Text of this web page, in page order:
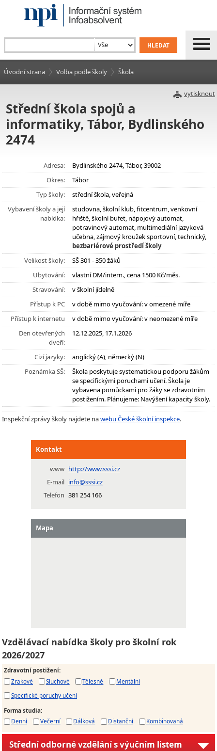
Úvodní strana Volba podle školy Škola
vytisknout
Střední škola spojů a
informatiky, Tábor, Bydlinského
2474
Adresa:
Bydlinského 2474, Tábor, 39002
Okres:
Tábor
Typ školy:
střední škola, veřejná
Vybavení školy a její
nabídka:
studovna, školní klub, fitcentrum, venkovní
hřiště, školní bufet, nápojový automat,
potravinový automat, multimediální jazyková
učebna, zájmový kroužek sportovní, technický,
bezbariérové prostředí školy
Velikost školy:
SŠ 301 - 350 žáků
Ubytování:
vlastní DM/intern., cena 1500 Kč/měs.
Stravování:
v školní jídelně
Přístup k PC
v době mimo vyučování: v omezené míře
Přístup k internetu
v době mimo vyučování: v neomezené míře
Den otevřených
dveří:
12.12.2025, 17.1.2026
Cizí jazyky:
anglický (A), německý (N)
Poznámka SŠ:
Škola poskytuje systematickou podporu žákům
se specifickými poruchami učení. Škola je
vybavena pomůckami pro žáky se zdravotním
postižením. Plánujeme: Navýšení kapacity školy.
Inspekční zprávy školy najdete nawebu České školní inspekce.
Kontakt
www http://www.sssi.cz
E-mail info@sssi.cz
Telefon 381 254 166
Mapa
Vzdělávací nabídka školy pro školní rok
2026/2027
Zdravotní postižení:
Zrakové
Sluchové Tělesné
Mentální
Specifické poruchy učení
Forma studia:
Denní
Večerní Dálková Distanční Kombinovaná
Střední odborné vzdělání s výučním listem